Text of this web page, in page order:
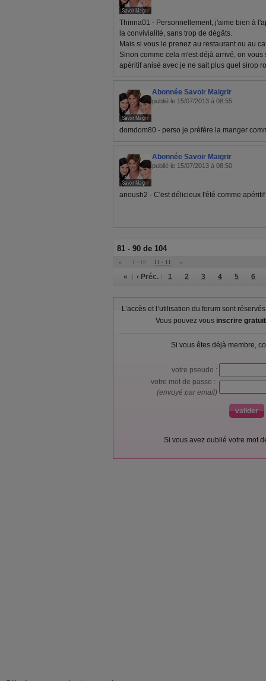
Thinna01 - Personnellement, j'aime bien à
la convivialité, sans trop de dégâts.
Mais si vous le prenez au restaurant ou au
Sinon comme cela m'est déjà arrivé, on
apéritif anisé avec je ne sait plus quel sirop
Abonnée Savoir Maigrir
publié le 15/07/2013 à 08:55
domdom80 - perso je préfère la manger
Abonnée Savoir Maigrir
publié le 15/07/2013 à 08:50
anoush2 - C'est délicieux l'été comme apéritif
81 - 90 de 104
« 1 - 10 11 - 11 »
« ‹ Préc. 1 2 3 4 5 6
L’accès et l’utilisation du forum sont
Vous pouvez vous inscrire
Si vous êtes déjà membre,
votre pseudo :
votre mot de passe :
(envoyé par email)
Si vous avez oublié votre mot